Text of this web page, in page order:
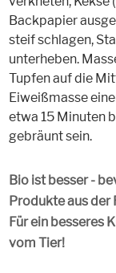
Backpapier
steif schlagen,
unterheben.
Tupfen auf die
Eiweißmasse
etwa 15 Minuten
gebräunt sein.
Bio ist besser -
Produkte aus der
Für ein besseres
vom Tier!